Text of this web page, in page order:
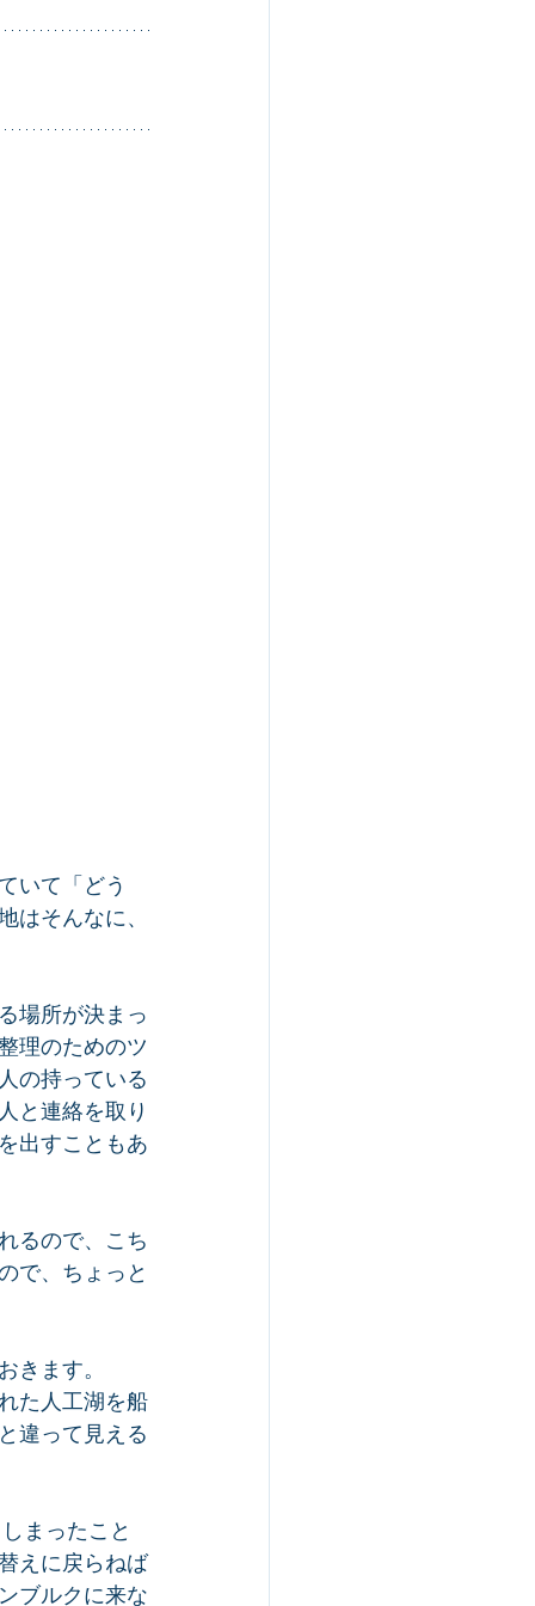
いて「どう
そんなに、
場所が決まっ
理のためのツ
の持っている
と連絡を取り
出すこともあ
るので、こち
で、ちょっと
ます。
た人工湖を船
違って見える
まったこと
えに戻らねば
ブルクに来な